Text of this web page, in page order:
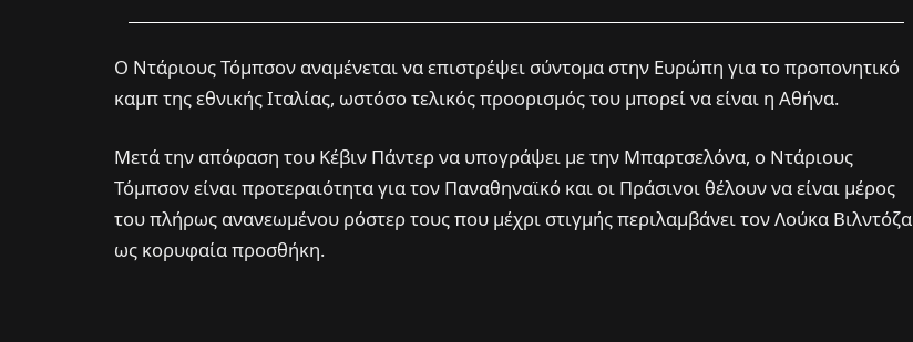
Ο Ντάριους Τόμπσον αναμένεται να επιστρέψει σύντομα στην Ευρώπη για το προπονητικό
καμπ της εθνικής Ιταλίας, ωστόσο τελικός προορισμός του μπορεί να είναι η Αθήνα.
Μετά την απόφαση του Κέβιν Πάντερ να υπογράψει με την Μπαρτσελόνα, ο Ντάριους
Τόμπσον είναι προτεραιότητα για τον Παναθηναϊκό και οι Πράσινοι θέλουν να είναι μέρος
του πλήρως ανανεωμένου ρόστερ τους που μέχρι στιγμής περιλαμβάνει τον Λούκα Βιλντόζα
ως κορυφαία προσθήκη.